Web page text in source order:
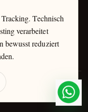
Video
Technisch
verarbeitet
bewusst reduziert